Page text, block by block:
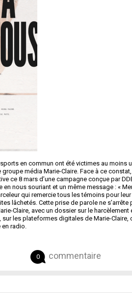
en commun ont été victimes au moins
média Marie-Claire. Face à ce
ce 8 mars d’une campagne conçue par
nous souriant et un même message : «
qui remercie tous les témoins pour
lâchetés. Cette prise de parole ne
Claire, avec un dossier sur le
les plateformes digitales de Marie-Claire,
en radio.
0 commentaire